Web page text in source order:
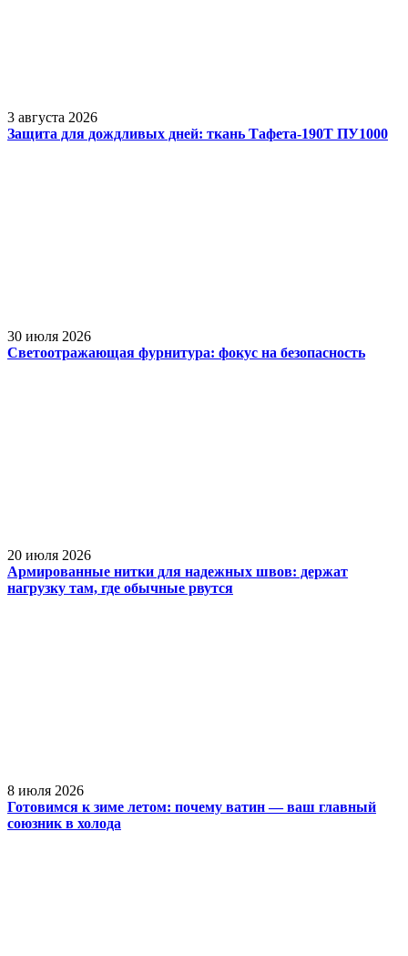
3 августа 2026
Защита для дождливых дней: ткань Тафета-190Т ПУ1000
30 июля 2026
Светоотражающая фурнитура: фокус на безопасность
20 июля 2026
Армированные нитки для надежных швов: держат
нагрузку там, где обычные рвутся
8 июля 2026
Готовимся к зиме летом: почему ватин — ваш главный
союзник в холода